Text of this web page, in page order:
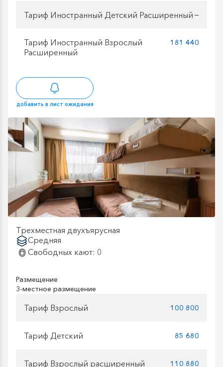
Тариф Иностранный Детский Расширенный —
Тариф Иностранный Взрослый
Расширенный
181 440
добавить в лист ожидания
Трехместная двухъярусная
Средняя
Свободных кают: 0
Размещение
3-местное размещение
Тариф Взрослый 100 800
Тариф Детский 85 680
Тариф Взрослый расширенный 110 880